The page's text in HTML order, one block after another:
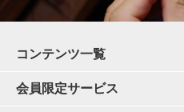
コンテンツ一覧
会員限定サービス